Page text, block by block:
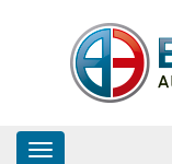
Toggle navigation